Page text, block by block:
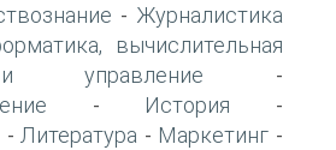
- Журналистика
вычислительная
управление -
- История -
- Литература - Маркетинг -